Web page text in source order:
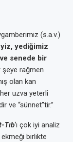
(s.a.v.)
yediğimiz
senede bir
rağmen
olan kan
her uzva yeterli
ve “sünnet”tir.”
Tıb‘ı çok iyi analiz
ekmeği birlikte